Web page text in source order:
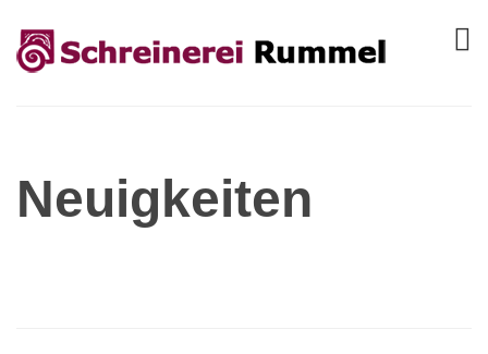
Neuigkeiten